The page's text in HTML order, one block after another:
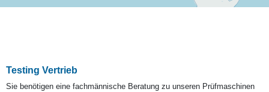
Testing Vertrieb
Sie benötigen eine fachmännische Beratung zu unseren Prüfmaschinen